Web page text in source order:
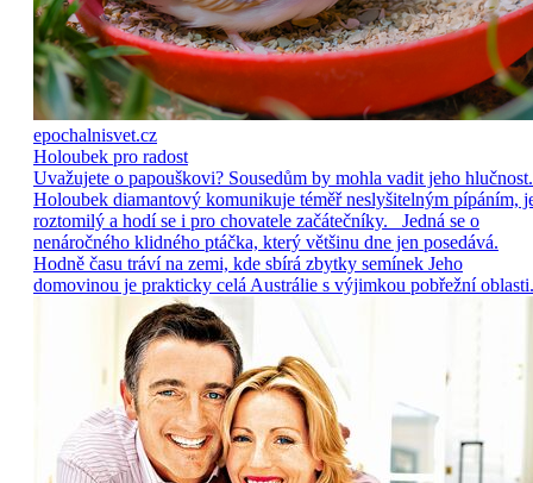
epochalnisvet.cz
Holoubek pro radost
Uvažujete o papouškovi? Sousedům by mohla vadit jeho hlučnost.
Holoubek diamantový komunikuje téměř neslyšitelným pípáním,
roztomilý a hodí se i pro chovatele začátečníky. Jedná se o
nenáročného klidného ptáčka, který většinu dne jen posedává.
Hodně času tráví na zemi, kde sbírá zbytky semínek Jeho
domovinou je prakticky celá Austrálie s výjimkou pobřežní oblasti.